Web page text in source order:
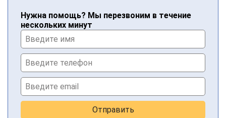
Нужна помощь? Мы перезвоним в течение
нескольких минут
Отправить